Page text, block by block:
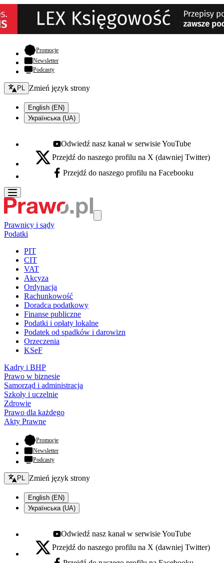
Promocje- otwiera się w nowej karcie
Newsletter
Podcasty
Zmień język - bieżący:
PL Zmień język strony
English (EN)
Українська (UA)
Youtube - otwiera się w nowej karcie
Odwiedź nasz kanał w serwisie YouTube
X - otwiera się w nowej karcie
Przejdź do naszego profilu na X (dawniej Twitter)
Facebook - otwiera się w nowej karcie
Przejdź do naszego profilu na Facebooku
Prawnicy i sądy
Podatki
PIT
CIT
VAT
Akcyza
Ordynacja
Rachunkowość
Doradca podatkowy
Finanse publiczne
Podatki i opłaty lokalne
Podatek od spadków i darowizn
Orzeczenia
KSeF
Kadry i BHP
Prawo w biznesie
Samorząd i administracja
Szkoły i uczelnie
Zdrowie
Prawo dla każdego
Akty Prawne
Promocje- otwiera się w nowej karcie
Newsletter
Podcasty
Zmień język - bieżący:
PL Zmień język strony
English (EN)
Українська (UA)
Youtube - otwiera się w nowej karcie
Odwiedź nasz kanał w serwisie YouTube
X - otwiera się w nowej karcie
Przejdź do naszego profilu na X (dawniej Twitter)